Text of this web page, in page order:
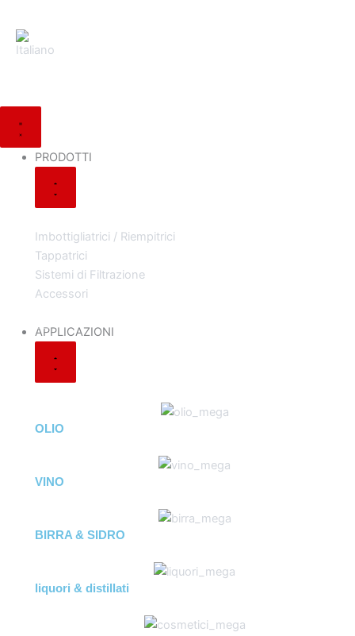
contenuto
PRODOTTI
Imbottigliatrici / Riempitrici
Tappatrici
Sistemi di Filtrazione
Accessori
APPLICAZIONI
OLIO
VINO
BIRRA & SIDRO
liquori & distillati